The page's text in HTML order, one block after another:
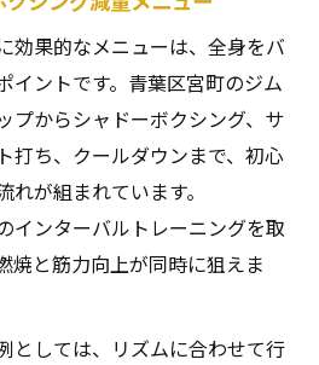
効果的なメニューは、全身をバ
イントです。青葉区宮町のジム
プからシャドーボクシング、サ
打ち、クールダウンまで、初心
が組まれています。
インターバルトレーニングを取
焼と筋力向上が同時に狙えま
としては、リズムに合わせて行